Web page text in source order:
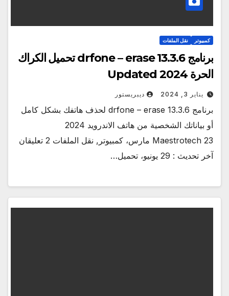
كمبيوتر نقل الملفات
برنامج drfone – erase 13.3.6 تحميل الكراك
الحرة Updated 2024
يناير 3, 2024 ديبريستور
برنامج drfone – erase 13.3.6 لحذف هاتفك بشكل كامل
أو بياناتك الشخصية من هاتف الاندرويد 2024
Maestrotech 23 مارس، كمبيوتر, نقل الملفات 2 تعليقان
آخر تحديث : 29 يونيو، تحميل…